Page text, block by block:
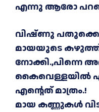
എന്നു ആരോ
വിഷ്ണു പതുക്കെ
മായയുടെ
നോക്കി.,പിന്നെ
കൈവെള്ളയിൽ
എന്റെത് മാത്രം.!
മായ കണ്ണുകൾ